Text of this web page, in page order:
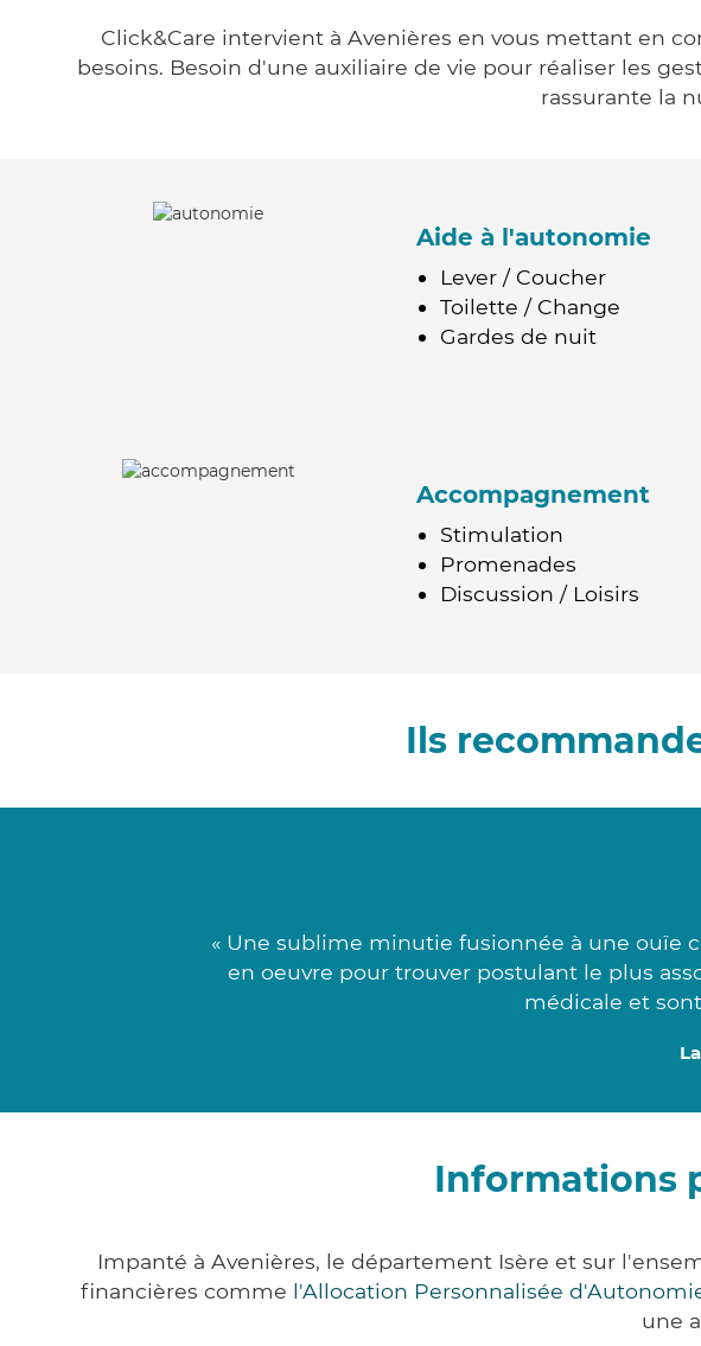
Click&Care intervient à Avenières en vous mettant en
besoins. Besoin d'une auxiliaire de vie pour réaliser les
rassurante la
Aide à l'autonomie
Lever / Coucher
Toilette / Change
Gardes de nuit
Accompagnement
Stimulation
Promenades
Discussion / Loisirs
Ils
« Une sublime minutie fusionnée à une ouïe
en oeuvre pour trouver postulant le plus
médicale et
Informations
Impanté à Avenières, le département Isère et sur
financières comme l'Allocation Personnalisée
une